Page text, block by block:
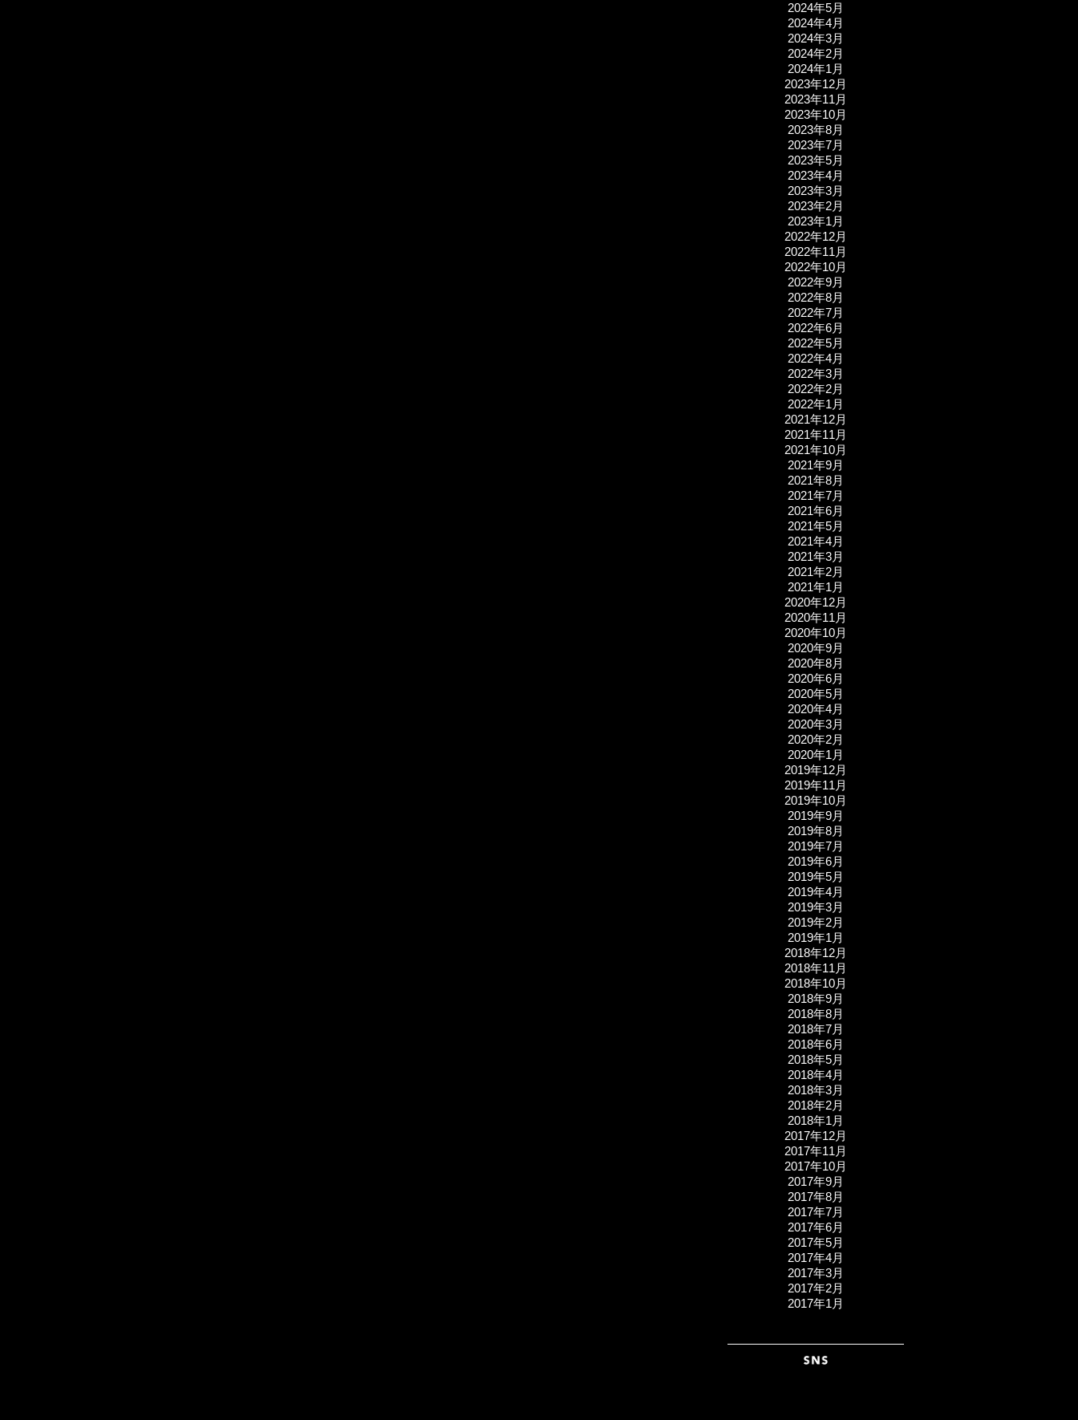
2024年5月
2024年4月
2024年3月
2024年2月
2024年1月
2023年12月
2023年11月
2023年10月
2023年8月
2023年7月
2023年5月
2023年4月
2023年3月
2023年2月
2023年1月
2022年12月
2022年11月
2022年10月
2022年9月
2022年8月
2022年7月
2022年6月
2022年5月
2022年4月
2022年3月
2022年2月
2022年1月
2021年12月
2021年11月
2021年10月
2021年9月
2021年8月
2021年7月
2021年6月
2021年5月
2021年4月
2021年3月
2021年2月
2021年1月
2020年12月
2020年11月
2020年10月
2020年9月
2020年8月
2020年6月
2020年5月
2020年4月
2020年3月
2020年2月
2020年1月
2019年12月
2019年11月
2019年10月
2019年9月
2019年8月
2019年7月
2019年6月
2019年5月
2019年4月
2019年3月
2019年2月
2019年1月
2018年12月
2018年11月
2018年10月
2018年9月
2018年8月
2018年7月
2018年6月
2018年5月
2018年4月
2018年3月
2018年2月
2018年1月
2017年12月
2017年11月
2017年10月
2017年9月
2017年8月
2017年7月
2017年6月
2017年5月
2017年4月
2017年3月
2017年2月
2017年1月